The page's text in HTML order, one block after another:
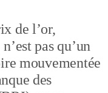
de l’or,
pas qu’un
mouvementée
des